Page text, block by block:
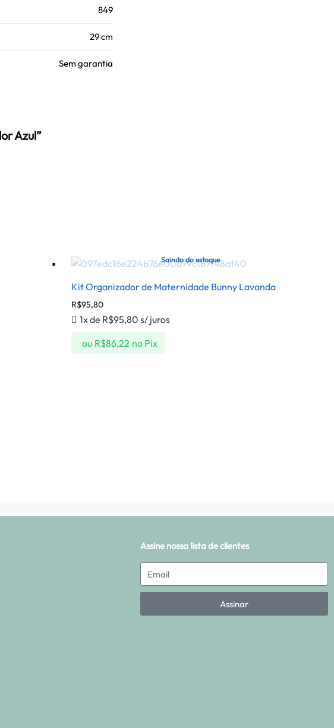
849
29 cm
Sem garantia
Azul”
Saindo do estoque
Kit Organizador de Maternidade Bunny Lavanda
R$95,80
ou R$86,22 no Pix
1x de R$95,80 s/ juros
Assine nossa lista de clientes
Assinar